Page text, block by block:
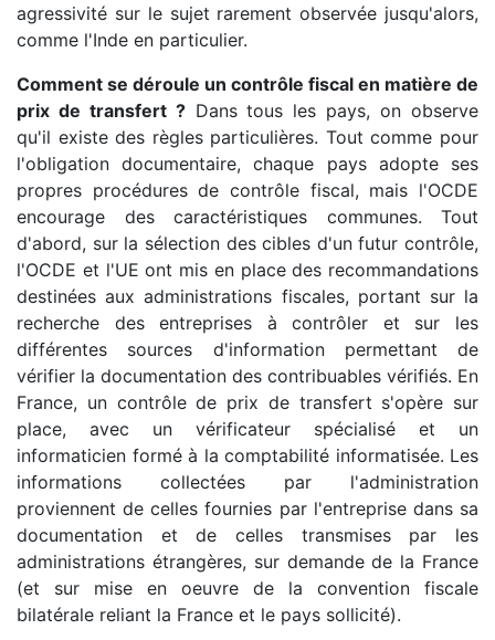
agressivité sur le sujet rarement observée jusqu'alors,
comme l'Inde en particulier.
Comment se déroule un contrôle fiscal en matière de
prix de transfert ?Dans tous les pays, on observe
qu'il existe des règles particulières. Tout comme pour
l'obligation documentaire, chaque pays adopte ses
propres procédures de contrôle fiscal, mais l'OCDE
encourage des caractéristiques communes. Tout
d'abord, sur la sélection des cibles d'un futur contrôle,
l'OCDE et l'UE ont mis en place des recommandations
destinées aux administrations fiscales, portant sur la
recherche des entreprises à contrôler et sur les
différentes sources d'information permettant de
vérifier la documentation des contribuables vérifiés. En
France, un contrôle de prix de transfert s'opère sur
place, avec un vérificateur spécialisé et un
informaticien formé à la comptabilité informatisée. Les
informations collectées par l'administration
proviennent de celles fournies par l'entreprise dans sa
documentation et de celles transmises par les
administrations étrangères, sur demande de la France
(et sur mise en oeuvre de la convention fiscale
bilatérale reliant la France et le pays sollicité).